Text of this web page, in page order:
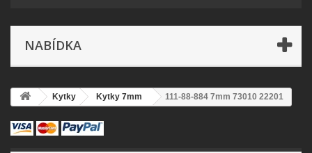
NABÍDKA
Kytky Kytky 7mm 111-88-884 7mm 73010 22201